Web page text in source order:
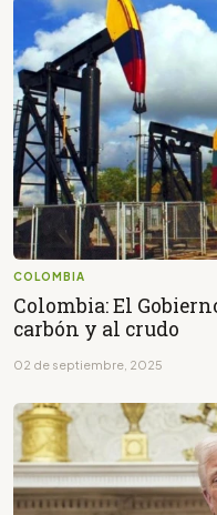
COLOMBIA
Colombia: El
carbón y al crudo
02 de septiembre, 2025